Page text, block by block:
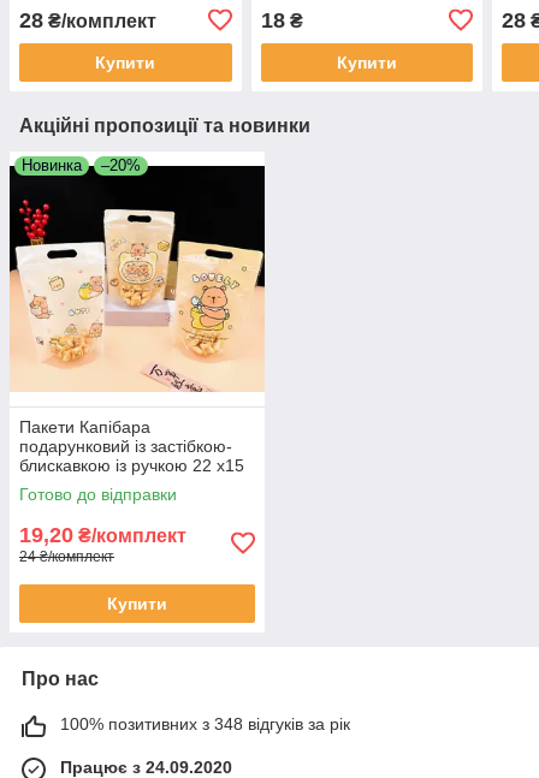
солодощів з ручкою 22
х15 см 4 шт
28 ₴/комплект
Купити
18₴
Купити
шт
28
Акційні пропозиції та новинки
Новинка –20%
Пакети Капібара
подарунковий із застібкою-
блискавкою із ручкою 22 х15
см набір 3 шт
Готово до відправки
19,20 ₴/комплект
24 ₴/комплект
Купити
Про нас
100% позитивних з 348 відгуків за рік
Працює з 24.09.2020